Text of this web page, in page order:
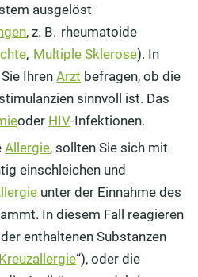
ausgelöst
, z. B. rheumatoide
, Multiple Sklerose). In
IhrenArzt befragen, ob die
sinnvoll ist. Das
oder HIV-Infektionen.
Allergie, sollten Sie sich mit
einschleichen und
unter der Einnahme des
In diesem Fall reagieren
enthaltenen Substanzen
Kreuzallergie“), oder die